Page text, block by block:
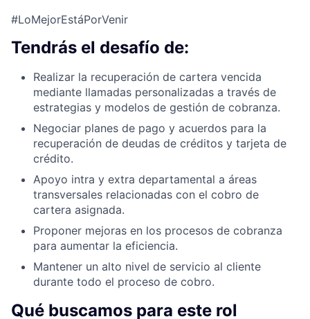
#LoMejorEstáPorVenir
Tendrás el desafío de:
Realizar la recuperación de cartera vencida
mediante llamadas personalizadas a través de
estrategias y modelos de gestión de cobranza.
Negociar planes de pago y acuerdos para la
recuperación de deudas de créditos y tarjeta de
crédito.
Apoyo intra y extra departamental a áreas
transversales relacionadas con el cobro de
cartera asignada.
Proponer mejoras en los procesos de cobranza
para aumentar la eficiencia.
Mantener un alto nivel de servicio al cliente
durante todo el proceso de cobro.
Qué buscamos para este rol